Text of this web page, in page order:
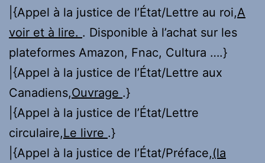
|{Appel à la justice de l’État/Lettre au roi,A
voir et à lire. . Disponible à l’achat sur les
plateformes Amazon, Fnac, Cultura ….}
|{Appel à la justice de l’État/Lettre aux
Canadiens,Ouvrage .}
|{Appel à la justice de l’État/Lettre
circulaire,Le livre .}
|{Appel à la justice de l’État/Préface,(la